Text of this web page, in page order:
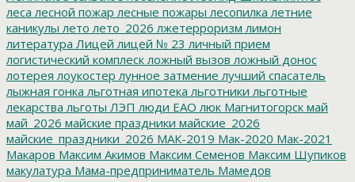
леса лесной пожар лесные пожары лесопилка летние
каникулы лето лето_2026 лжетерроризм лимон
литература Лицей лицей № 23 личный прием
логистический комплеск ложный вызов ложный донос
лотерея лоукостер лунное затмение лучший спасатель
лыжная гонка льготная ипотека льготники льготные
лекарства льготы ЛЭП люди ЕАО люк Магнитогорск май
май_2026 майские праздники майские_2026
майские_праздники_2026 МАК-2019 Мак-2020 Мак-2021
Макаров Максим Акимов Максим Семенов Максим Шупиков
макулатура Мама-предприниматель Мамедов